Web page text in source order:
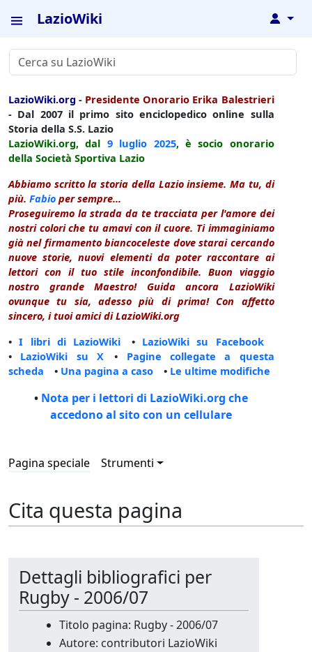
LazioWiki ↓
LazioWiki.org - Presidente Onorario Erika Balestrieri
- Dal 2007 il primo sito enciclopedico online sulla
Storia della S.S. Lazio
LazioWiki.org, dal 9 luglio 2025, è socio onorario
della Società Sportiva Lazio
Abbiamo scritto la storia della Lazio insieme. Ma tu, di
più. Fabio per sempre...
Proseguiremo la strada da te tracciata per l'amore dei
nostri colori che tu amavi con il cuore. Ti immaginiamo
già nel firmamento biancoceleste dove starai cercando
nuove storie, nuovi elementi da poter raccontare ai
lettori con il tuo stile inconfondibile. Buon viaggio
nostro grande Maestro! Guida ancora LazioWiki
ovunque tu sia, adesso più di prima! Con affetto
sincero, i tuoi amici di LazioWiki.org
•I libri di LazioWiki • LazioWiki su Facebook
• LazioWiki su X • Pagine collegate a questa
scheda • Una pagina a caso • Le ultime modifiche
• Nota per i lettori di LazioWiki.org che
accedono al sito con un cellulare
Pagina speciale Strumenti
Cita questa pagina
Dettagli bibliografici per
Rugby - 2006/07
Titolo pagina: Rugby - 2006/07
Autore: contributori LazioWiki